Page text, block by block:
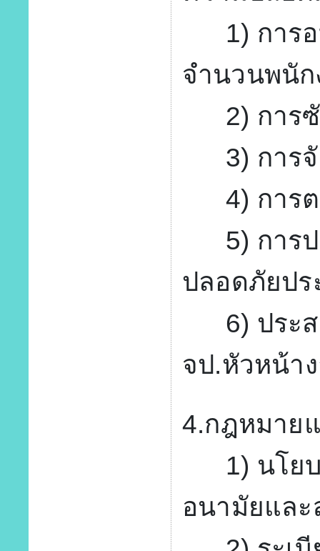
1) การอ
จำนวนพนั
2) การซั
3) การจั
4) การต
5) การป
ปลอดภัยปร
6) ประส
จป.หัวหน้า
4.กฎหมาย
1) นโยบ
อนามัยแล